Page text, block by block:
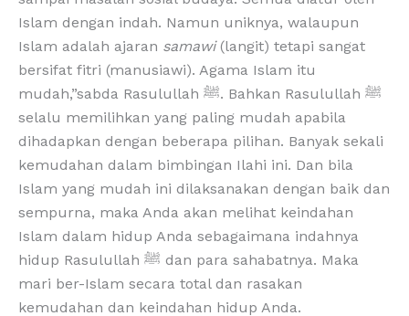
Islam dengan indah. Namun uniknya, walaupun
Islam adalah ajaran samawi(langit) tetapi sangat
bersifat fitri (manusiawi). Agama Islam itu
mudah,”sabda Rasulullah ﷺ. Bahkan Rasulullah ﷺ
selalu memilihkan yang paling mudah apabila
dihadapkan dengan beberapa pilihan. Banyak sekali
kemudahan dalam bimbingan Ilahi ini. Dan bila
Islam yang mudah ini dilaksanakan dengan baik dan
sempurna, maka Anda akan melihat keindahan
Islam dalam hidup Anda sebagaimana indahnya
hidup Rasulullah ﷺ dan para sahabatnya. Maka
mari ber-Islam secara total dan rasakan
kemudahan dan keindahan hidup Anda.